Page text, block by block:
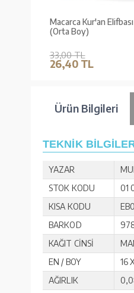
Macarca Kur'an Elifbası
(Orta Boy)
33,00 TL
26,40 TL
Ürün Bilgileri
TEKNİK
YAZAR
STOK KODU
01
KISA KODU
BARKOD
KAĞIT CİNSİ
EN / BOY
16
AĞIRLIK